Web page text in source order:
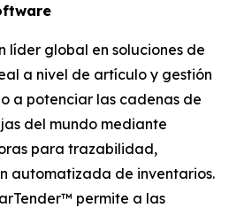
líder global en soluciones de
a nivel de artículo y gestión
a potenciar las cadenas de
del mundo mediante
para trazabilidad,
automatizada de inventarios.
permite a las